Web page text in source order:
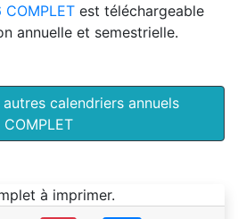
est téléchargeable
annuelle et semestrielle.
calendriers annuels
COMPLET